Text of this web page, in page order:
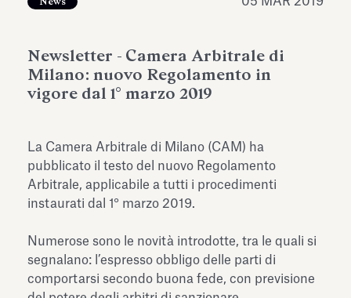
dell’Antiquarium di Villa Albani
Newsletter - Camera Arbitrale di
Milano: nuovo Regolamento in
vigore dal 1° marzo 2019
La Camera Arbitrale di Milano (CAM) ha
pubblicato il testo del nuovo Regolamento
Arbitrale, applicabile a tutti i procedimenti
instaurati dal 1° marzo 2019.
Numerose sono le novità introdotte, tra le quali si
segnalano: l’espresso obbligo delle parti di
comportarsi secondo buona fede, con previsione